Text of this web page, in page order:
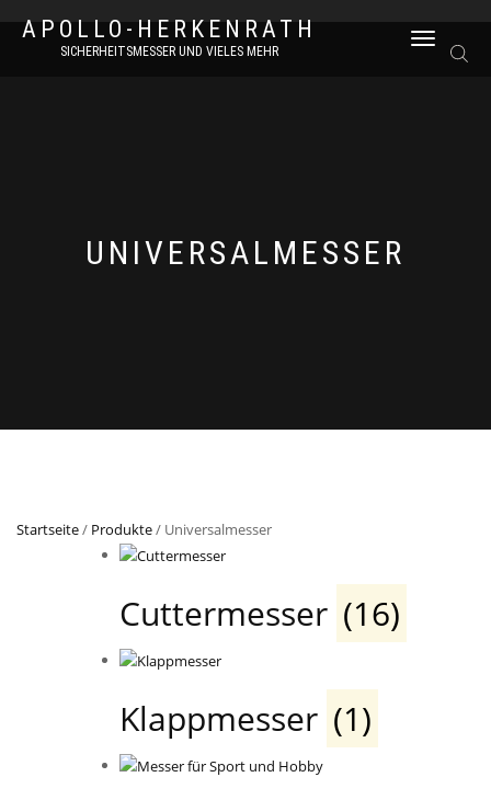
APOLLO-HERKENRATH
SICHERHEITSMESSER UND VIELES MEHR
NAVIGATION
UMSCHALTEN
UNIVERSALMESSER
Startseite/ Produkte/ Universalmesser
Cuttermesser (16)
Klappmesser (1)